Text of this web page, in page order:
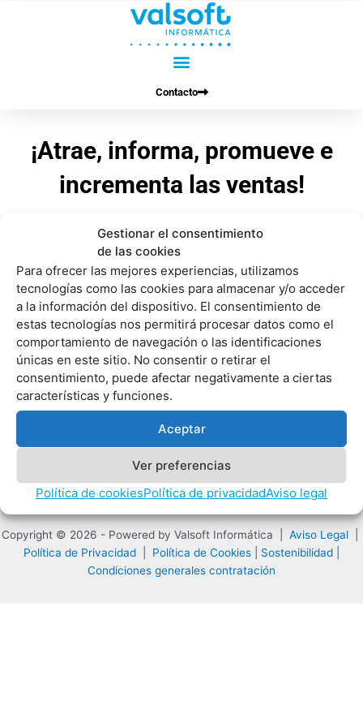
Gestionar el consentimiento
de las cookies
Para ofrecer las mejores experiencias, utilizamos
tecnologías como las cookies para almacenar y/o acceder
a la información del dispositivo. El consentimiento de
estas tecnologías nos permitirá procesar datos como el
comportamiento de navegación o las identificaciones
únicas en este sitio. No consentir o retirar el
consentimiento, puede afectar negativamente a ciertas
características y funciones.
Aceptar
Ver preferencias
Política de cookiesPolítica de privacidadAviso legal
Contacto
¡Atrae, informa, promueve e
incrementa las ventas!
Sistema de comunicación visual e interactiva diseñado para
el público de la farmacia. Simple y totalmente gestionado
en la nube, capta la atención e influye en la decisión de
compra
SOLICITAR INFORMACIÓN
Copyright © 2026 - Powered by Valsoft Informática | Aviso Legal
Política de Privacidad
Política de Cookies
Sostenibilidad |
Condiciones generales contratación